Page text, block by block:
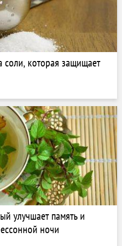
соли, которая защищает
улучшает память и
ночи